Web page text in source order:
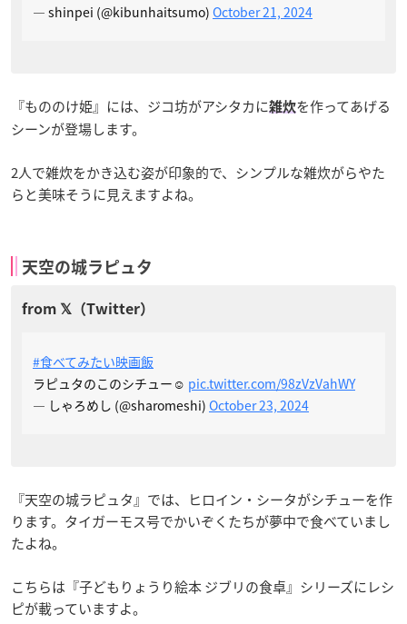
— shinpei (@kibunhaitsumo) October 21, 2024
『もののけ姫』には、ジコ坊がアシタカに雑炊を作ってあげる
シーンが登場します。
2人で雑炊をかき込む姿が印象的で、シンプルな雑炊がらやた
らと美味そうに見えますよね。
天空の城ラピュタ
#食べてみたい映画飯
ラピュタのこのシチュー☺️ pic.twitter.com/98zVzVahWY
— しゃろめし (@sharomeshi) October 23, 2024
『天空の城ラピュタ』では、ヒロイン・シータがシチューを作
ります。タイガーモス号でかいぞくたちが夢中で食べていまし
たよね。
こちらは『子どもりょうり絵本 ジブリの食卓』シリーズにレシ
ピが載っていますよ。